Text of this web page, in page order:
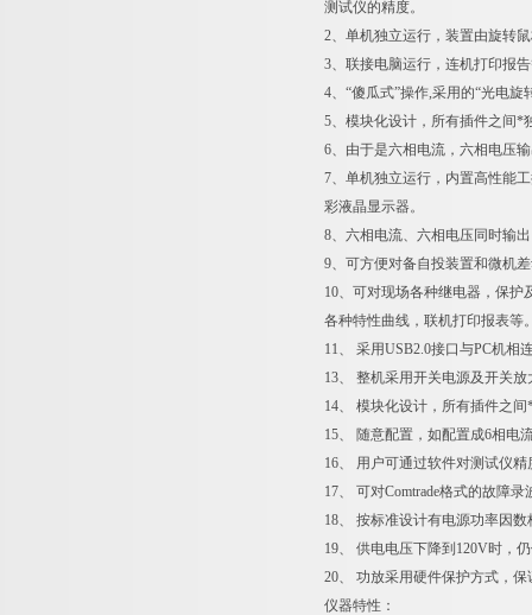
测试仪的精度。
2、单机独立运行，装置由旋转
3、联接电脑运行，连机打印报
4、“傻瓜式”操作,采用的“光电
5、模块化设计，所有插件之间*
6、由于是六相电流，六相电压
7、单机独立运行，内置高性能
彩液晶显示器。
8、六相电流、六相电压同时输
9、可方便对备自投装置和微机
10、可对现场各种继电器，保
各种特性曲线，联机打印报表等
11、 采用USB2.0接口与PC机相
13、 整机采用开关电源及开关放
14、 模块化设计，所有插件之
15、 随意配置，如配置成6相电
16、 用户可通过软件对测试仪精
17、 可对Comtrade格式的故障
18、 按标准设计有电源功率因
19、 供电电压下降到120V时，
20、 功放采用硬件保护方式，
仪器特性：